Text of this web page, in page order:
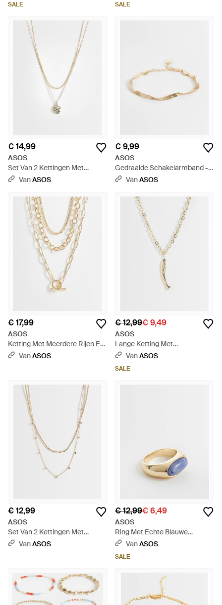
SALE SALE
€ 14,99
ASOS
Set Van 2 Kettingen Met
Gesmolten Hangertje - Wit
VanASOS
€ 9,99
ASOS
Gedraaide Schakelarmband -
Wit VanASOS
€ 17,99
ASOS
Ketting Met Meerdere Rijen En
T-Bar - Wit
VanASOS
€ 12,99€ 9,49
ASOS
Lange Ketting Met
Sardinehanger - Wit
VanASOS
SALE
€ 12,99
ASOS
Set Van 2 Kettingen Met
Gedraaide Schakelketting En
VanASOS
€ 12,99€ 6,49
ASOS
Ring Met Echte Blauwe
Halfedelsteen - Wit
VanASOS
SALE